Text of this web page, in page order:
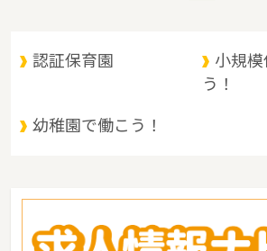
6.0万円（2017年10月賃貸住宅 D-room調べ
認証保育園
小規
う！
幼稚園で働こう！